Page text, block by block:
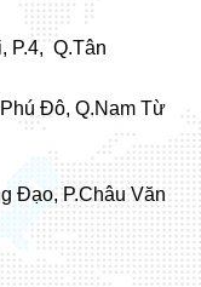
P.4, Q.Tân
Đô, Q.Nam Từ
Đạo, P.Châu Văn